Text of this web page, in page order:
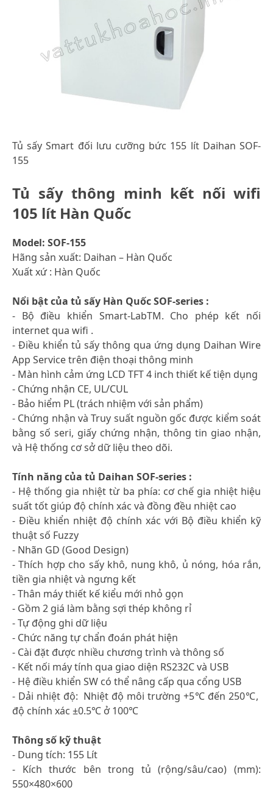
Tủ sấy Smart đối lưu cưỡng bức 155 lít Daihan SOF-
155
Tủ sấy thông minh kết nối wifi
105 lít Hàn Quốc
Model: SOF-155
Hãng sản xuất: Daihan – Hàn Quốc
Xuất xứ : Hàn Quốc
Nổi bật của tủ sấy Hàn Quốc SOF-series :
- Bộ điều khiển Smart-LabTM. Cho phép kết nối
internet qua wifi .
- Điều khiển tủ sấy thông qua ứng dụng Daihan Wire
App Service trên điện thoại thông minh
- Màn hình cảm ứng LCD TFT 4 inch thiết kế tiện dụng
- Chứng nhận CE, UL/CUL
- Bảo hiểm PL (trách nhiệm với sản phẩm)
- Chứng nhận và Truy suất nguồn gốc được kiểm soát
bằng số seri, giấy chứng nhận, thông tin giao nhận,
và Hệ thống cơ sở dữ liệu theo dõi.
Tính năng của tủ Daihan SOF-series :
- Hệ thống gia nhiệt từ ba phía: cơ chế gia nhiệt hiệu
suất tốt giúp độ chính xác và đồng đều nhiệt cao
- Điều khiển nhiệt độ chính xác với Bộ điều khiển kỹ
thuật số Fuzzy
- Nhãn GD (Good Design)
- Thích hợp cho sấy khô, nung khô, ủ nóng, hóa rắn,
tiền gia nhiệt và ngưng kết
- Thân máy thiết kế kiểu mới nhỏ gọn
- Gồm 2 giá làm bằng sợi thép không rỉ
- Tự động ghi dữ liệu
- Chức năng tự chẩn đoán phát hiện
- Cài đặt được nhiều chương trình và thông số
- Kết nối máy tính qua giao diện RS232C và USB
- Hệ điều khiển SW có thể nâng cấp qua cổng USB
- Dải nhiệt độ: Nhiệt độ môi trường +5℃ đến 250℃,
độ chính xác ±0.5℃ ở 100℃
Thông số kỹ thuật
- Dung tích: 155 Lít
- Kích thước bên trong tủ (rộng/sâu/cao) (mm):
550×480×600